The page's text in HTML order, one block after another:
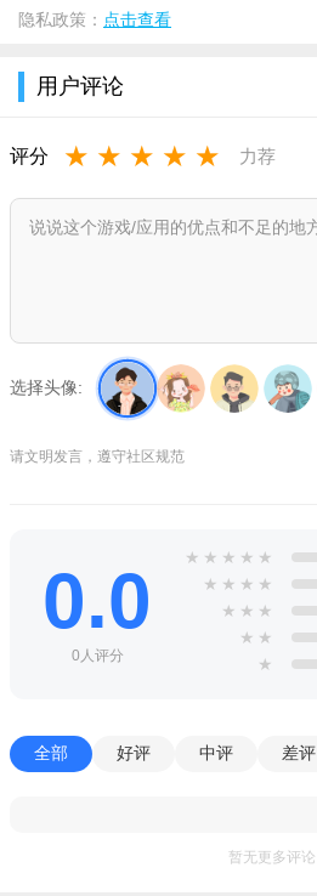
隐私政策： 点击查看
用户评论
评分 ★ ★ ★ ★ ★ 力荐
选择头像:
请文明发言，遵守社区规范
0.0
0人评分
★ ★ ★ ★ ★
★ ★ ★ ★
★ ★ ★
★ ★
★
全部 好评 中评 差评
暂无更多评论